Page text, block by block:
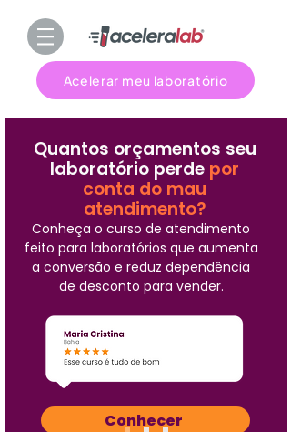
Acelerar meu laboratório
Quantos orçamentos seu
laboratório perde por
conta do mau
atendimento?
Conheça o curso de atendimento
feito para laboratórios que aumenta
a conversão e reduz dependência
de desconto para vender.
Conhecer